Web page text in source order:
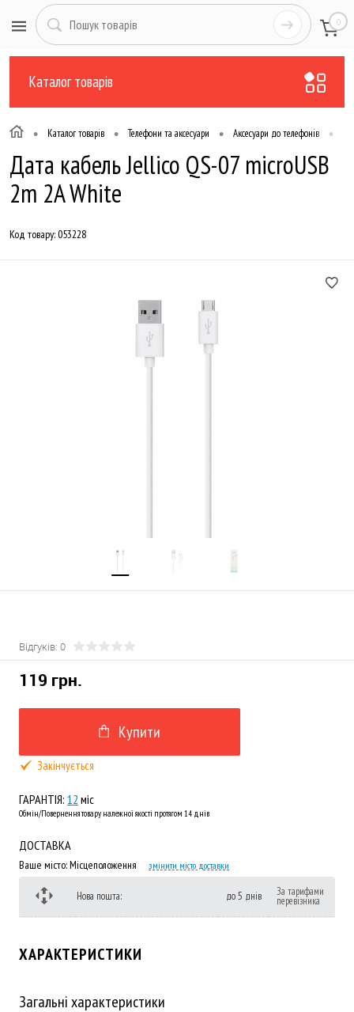
0
Каталог товарів
• Каталог товарів • Телефони та аксесуари • Аксесуари до телефонів •
Дата кабель Jellico QS-07 microUSB
2m 2A White
Код товару:053228
Відгуків: 0
119 грн.
Купити
Закінчується
ГАРАНТІЯ: 12 міс
Обмін/Повернення товару належної якості протягом 14 днів
ДОСТАВКА
Ваше місто:Місцеположення змінити місто доставки
Нова пошта: до 5 днів За тарифами
перевізника
ХАРАКТЕРИСТИКИ
Загальні характеристики